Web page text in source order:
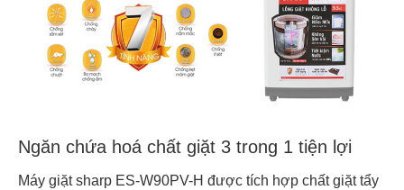
Ngăn chứa hoá chất giặt 3 trong 1 tiện lợi
Máy giặt sharp ES-W90PV-H được tích hợp chất giặt tẩy